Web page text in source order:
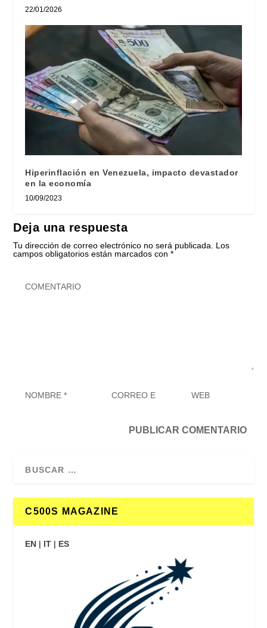
22/01/2026
Hiperinflación en Venezuela, impacto devastador
en la economía
10/09/2023
Deja una respuesta
Tu dirección de correo electrónico no será publicada.
Los
campos obligatorios están marcados con*
C500S MAGAZINE
EN | IT | ES